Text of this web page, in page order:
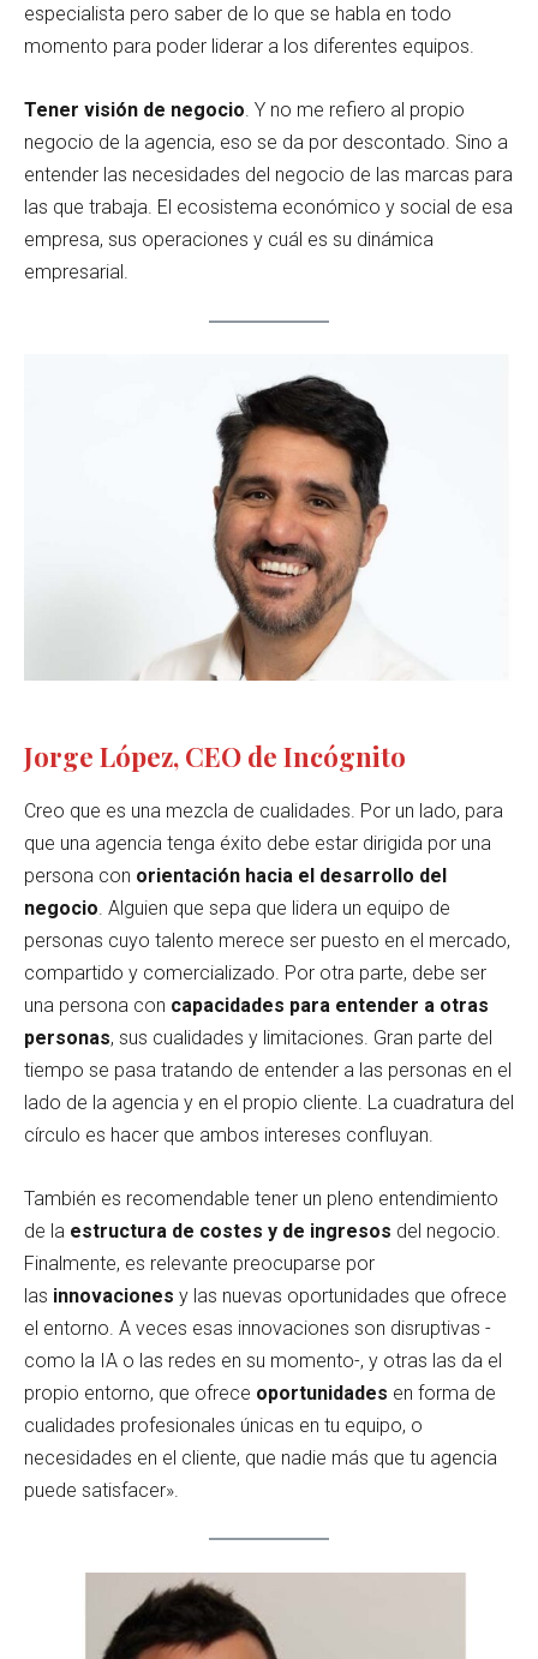
especialista pero saber de lo que se habla en todo
momento para poder liderar a los diferentes equipos.
Tener visión de negocio. Y no me refiero al propio
negocio de la agencia, eso se da por descontado. Sino a
entender las necesidades del negocio de las marcas para
las que trabaja. El ecosistema económico y social de esa
empresa, sus operaciones y cuál es su dinámica
empresarial.
Jorge López, CEO de Incógnito
Creo que es una mezcla de cualidades. Por un lado, para
que una agencia tenga éxito debe estar dirigida por una
persona con orientación hacia el desarrollo del
negocio. Alguien que sepa que lidera un equipo de
personas cuyo talento merece ser puesto en el mercado,
compartido y comercializado. Por otra parte, debe ser
una persona con capacidades para entender a otras
personas, sus cualidades y limitaciones. Gran parte del
tiempo se pasa tratando de entender a las personas en el
lado de la agencia y en el propio cliente. La cuadratura del
círculo es hacer que ambos intereses confluyan.
También es recomendable tener un pleno entendimiento
de la estructura de costes y de ingresos del negocio.
Finalmente, es relevante preocuparse por
las innovaciones y las nuevas oportunidades que ofrece
el entorno. A veces esas innovaciones son disruptivas -
como la IA o las redes en su momento-, y otras las da el
propio entorno, que ofrece oportunidades en forma de
cualidades profesionales únicas en tu equipo, o
necesidades en el cliente, que nadie más que tu agencia
puede satisfacer».